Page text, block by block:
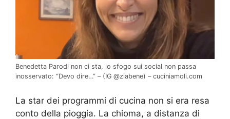
Benedetta Parodi non ci sta, lo sfogo sui social non passa
inosservato: “Devo dire…” – (IG @ziabene) – cuciniamoli.com
La star dei programmi di cucina non si era resa
conto della pioggia. La chioma, a distanza di